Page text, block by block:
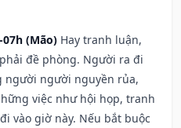
(Mão) Hay tranh luận,
đề phòng. Người ra đi
người người nguyền rủa,
việc như hội họp, tranh
vào giờ này. Nếu bắt buộc